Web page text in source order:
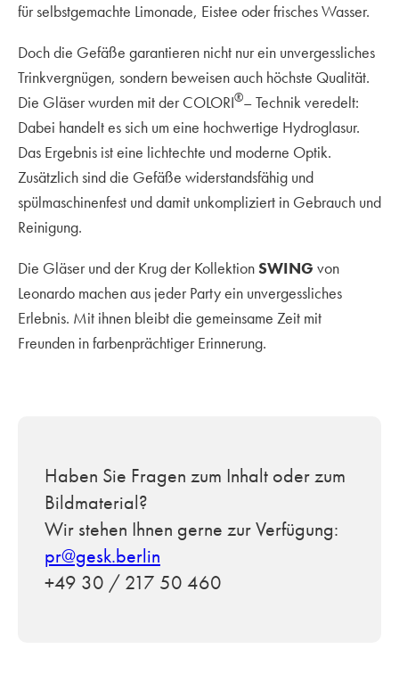
für selbstgemachte Limonade, Eistee oder frisches Wasser.
Doch die Gefäße garantieren nicht nur ein unvergessliches
Trinkvergnügen, sondern beweisen auch höchste Qualität.
Die Gläser wurden mit der COLORI®– Technik veredelt:
Dabei handelt es sich um eine hochwertige Hydroglasur.
Das Ergebnis ist eine lichtechte und moderne Optik.
Zusätzlich sind die Gefäße widerstandsfähig und
spülmaschinenfest und damit unkompliziert in Gebrauch und
Reinigung.
Die Gläser und der Krug der Kollektion SWING von
Leonardo machen aus jeder Party ein unvergessliches
Erlebnis. Mit ihnen bleibt die gemeinsame Zeit mit
Freunden in farbenprächtiger Erinnerung.
Haben Sie Fragen zum Inhalt oder zum
Bildmaterial?
Wir stehen Ihnen gerne zur Verfügung:
pr@gesk.berlin
+49 30 / 217 50 460